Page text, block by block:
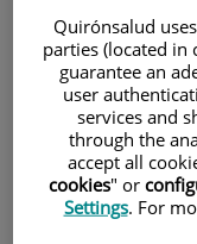
Quirónsalud
parties (located in
guarantee an
user
services and
through the
accept all
cookies" or
Settings. For